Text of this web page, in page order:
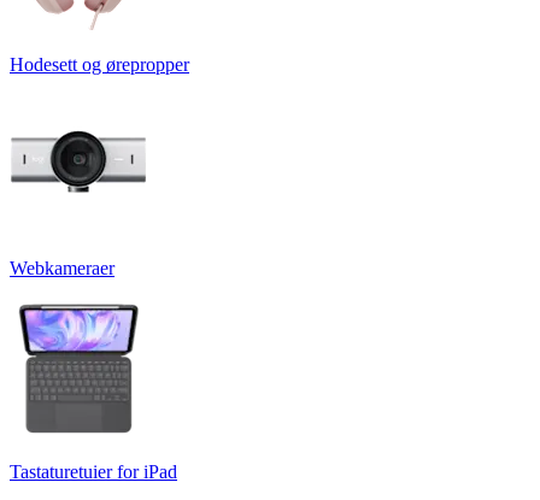
Hodesett og ørepropper
Webkameraer
Tastaturetuier for iPad